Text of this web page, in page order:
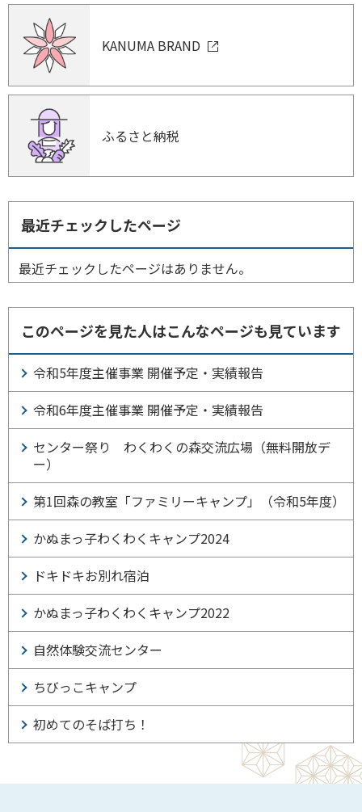
KANUMA BRAND
ふるさと納税
最近チェックしたページ
最近チェックしたページはありません。
このページを見た人はこんなページも見ています
令和5年度主催事業 開催予定・実績報告
令和6年度主催事業 開催予定・実績報告
センター祭り わくわくの森交流広場（無料開放デ
ー）
第1回森の教室「ファミリーキャンプ」（令和5年度）
かぬまっ子わくわくキャンプ2024
ドキドキお別れ宿泊
かぬまっ子わくわくキャンプ2022
自然体験交流センター
ちびっこキャンプ
初めてのそば打ち！